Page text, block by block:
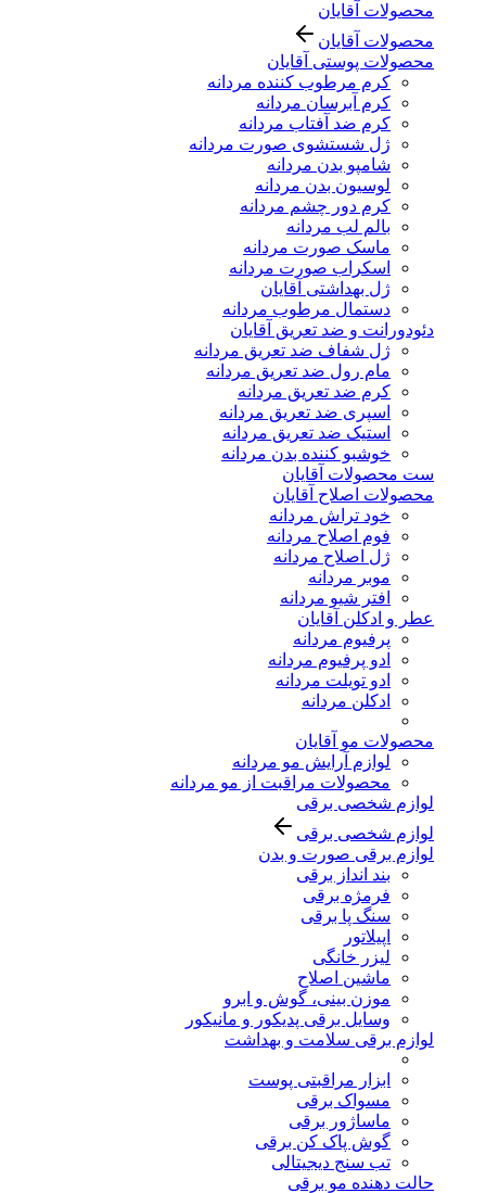
محصولات آقایان
محصولات آقایان
محصولات پوستی آقایان
کرم مرطوب کننده مردانه
کرم آبرسان مردانه
کرم ضد آفتاب مردانه
ژل شستشوی صورت مردانه
شامپو بدن مردانه
لوسیون بدن مردانه
کرم دور چشم مردانه
بالم لب مردانه
ماسک صورت مردانه
اسکراب صورت مردانه
ژل بهداشتی آقایان
دستمال مرطوب مردانه
دئودورانت و ضد تعریق آقایان
ژل شفاف ضد تعریق مردانه
مام رول ضد تعریق مردانه
کرم ضد تعریق مردانه
اسپری ضد تعریق مردانه
استیک ضد تعریق مردانه
خوشبو کننده بدن مردانه
ست محصولات آقایان
محصولات اصلاح آقایان
خود تراش مردانه
فوم اصلاح مردانه
ژل اصلاح مردانه
موبر مردانه
افتر شیو مردانه
عطر و ادکلن آقایان
پرفیوم مردانه
ادو پرفیوم مردانه
ادو تویلت مردانه
ادکلن مردانه
محصولات مو آقایان
لوازم آرایش مو مردانه
محصولات مراقبت از مو مردانه
لوازم شخصی برقی
لوازم شخصی برقی
لوازم برقی صورت و بدن
بند انداز برقی
فرمژه برقی
سنگ پا برقی
اپیلاتور
لیزر خانگی
ماشین اصلاح
موزن بینی، گوش و ابرو
وسایل برقی پدیکور و مانیکور
لوازم برقی سلامت و بهداشت
ابزار مراقبتی پوست
مسواک برقی
ماساژور برقی
گوش پاک کن برقی
تب سنج دیجیتالی
حالت دهنده مو برقی